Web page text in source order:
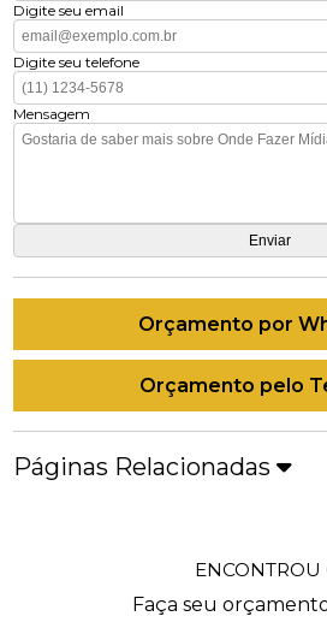
Digite seu email
Digite seu telefone
Mensagem
Orçamento por
Orçamento pelo
Páginas Relacionadas
ENCONTROU
Faça seu